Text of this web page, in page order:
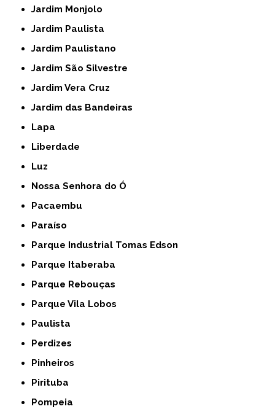
Jardim Monjolo
Jardim Paulista
Jardim Paulistano
Jardim São Silvestre
Jardim Vera Cruz
Jardim das Bandeiras
Lapa
Liberdade
Luz
Nossa Senhora do Ó
Pacaembu
Paraíso
Parque Industrial Tomas Edson
Parque Itaberaba
Parque Rebouças
Parque Vila Lobos
Paulista
Perdizes
Pinheiros
Pirituba
Pompeia